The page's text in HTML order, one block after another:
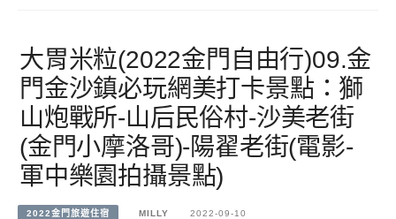
大胃米粒(2022金門自由行)09.金
門金沙鎮必玩網美打卡景點：獅
山炮戰所-山后民俗村-沙美老街
(金門小摩洛哥)-陽翟老街(電影-
軍中樂園拍攝景點)
2022金門旅遊住宿 MILLY 2022-09-10